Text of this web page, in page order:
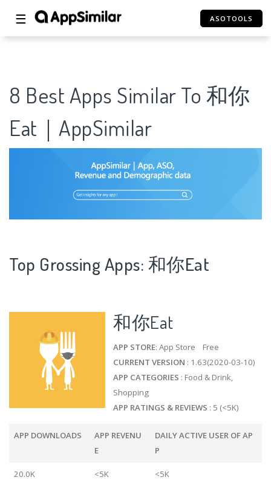
☰ ASOTOOLS
8 Best Apps Similar To 和你
Eat｜AppSimilar
Top Grossing Apps: 和你Eat
和你Eat
APP STORE: App Store Free
CURRENT VERSION : 1.63(2020-03-10)
APP CATEGORIES : Food & Drink,
Shopping
APP RATINGS & REVIEWS : 5 (<5K)
APP DOWNLOADS
APP REVENU
E
DAILY ACTIVE USER OF AP
P
20.0K <5K <5K